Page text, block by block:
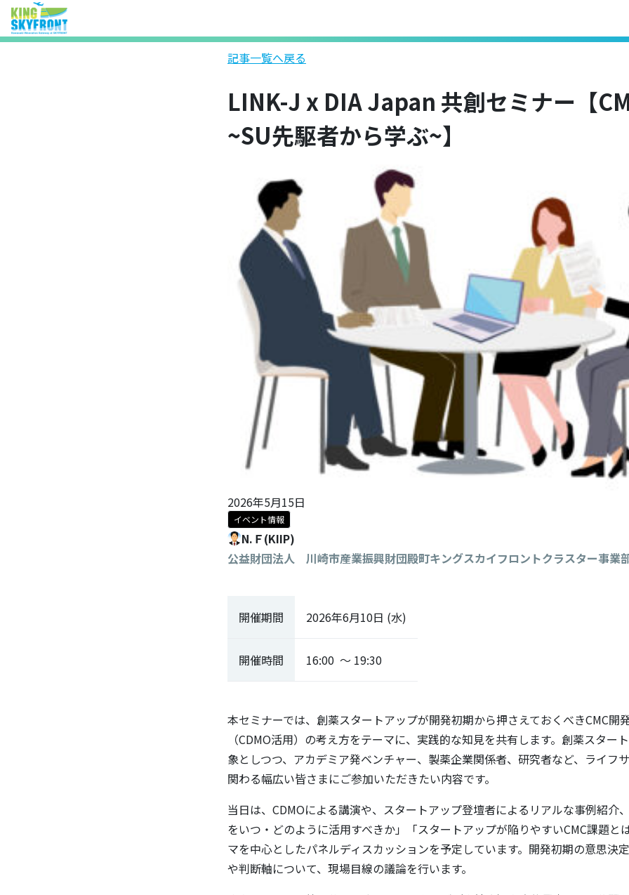
記事一覧へ戻る
LINK-J x DIA Japan 共創セミナー【
~SU先駆者から学ぶ~】
2026年5月15日
イベント情報
N.Ｆ(KIIP)
公益財団法人 川崎市産業振興財団殿町キングスカイフロントクラスター事業
開催期間 2026年6月10日 (水)
開催時間 16:00 ～ 19:30
本セミナーでは、創薬スタートアップが開発初期から押さえておくべきCMC開
（CDMO活用）の考え方をテーマに、実践的な知見を共有します。創薬スター
象としつつ、アカデミア発ベンチャー、製薬企業関係者、研究者など、ライフ
関わる幅広い皆さまにご参加いただきたい内容です。
当日は、CDMOによる講演や、スタートアップ登壇者によるリアルな事例紹介
をいつ・どのように活用すべきか」「スタートアップが陥りやすいCMC課題と
マを中心としたパネルディスカッションを予定しています。開発初期の意思決
や判断軸について、現場目線の議論を行います。